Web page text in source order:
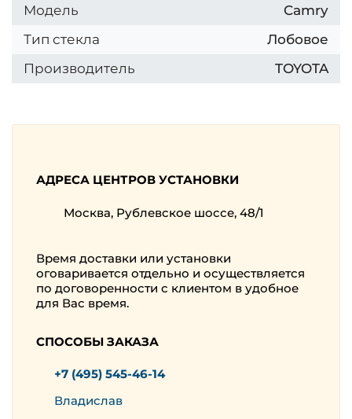
Модель
Camry
Тип стекла
Лобовое
Производитель
TOYOTA
АДРЕСА ЦЕНТРОВ УСТАНОВКИ
Москва, Рублевское шоссе, 48/1
Время доставки или установки
оговаривается отдельно и осуществляется
по договоренности с клиентом в удобное
для Вас время.
СПОСОБЫ ЗАКАЗА
+7 (495) 545-46-14
Владислав